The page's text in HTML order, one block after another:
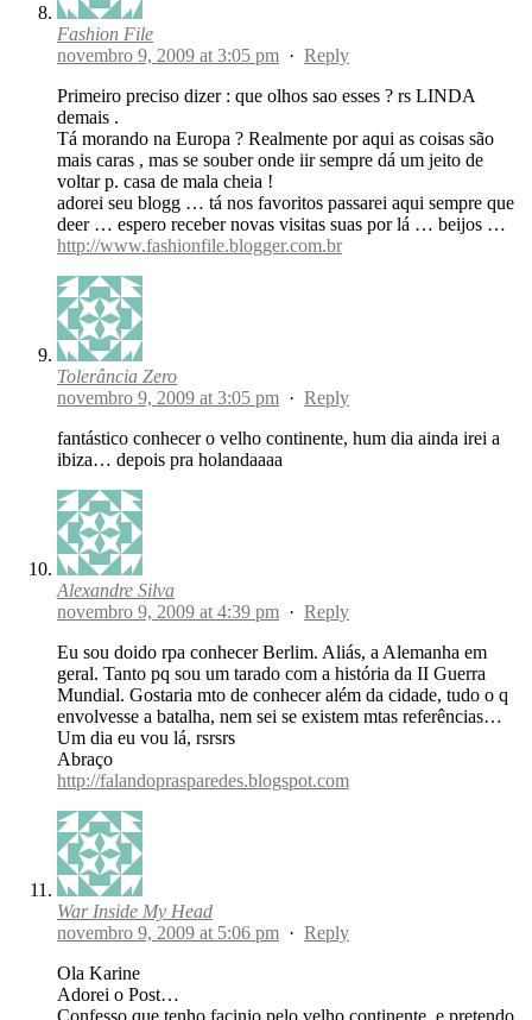
Fashion File
novembro 9, 2009 at 3:05 pm · Reply
Primeiro preciso dizer : que olhos sao esses ? rs LINDA
demais .
Tá morando na Europa ? Realmente por aqui as coisas são
mais caras , mas se souber onde iir sempre dá um jeito de
voltar p. casa de mala cheia !
adorei seu blogg … tá nos favoritos passarei aqui sempre que
deer … espero receber novas visitas suas por lá … beijos …
http://www.fashionfile.blogger.com.br
Tolerância Zero
novembro 9, 2009 at 3:05 pm · Reply
fantástico conhecer o velho continente, hum dia ainda irei a
ibiza… depois pra holandaaaa
Alexandre Silva
novembro 9, 2009 at 4:39 pm · Reply
Eu sou doido rpa conhecer Berlim. Aliás, a Alemanha em
geral. Tanto pq sou um tarado com a história da II Guerra
Mundial. Gostaria mto de conhecer além da cidade, tudo o q
envolvesse a batalha, nem sei se existem mtas referências…
Um dia eu vou lá, rsrsrs
Abraço
http://falandoprasparedes.blogspot.com
War Inside My Head
novembro 9, 2009 at 5:06 pm · Reply
Ola Karine
Adorei o Post…